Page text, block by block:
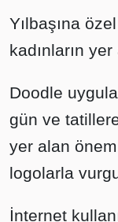
Yılbaşına
kadınların
Doodle
gün ve
yer alan
logolarla
İnternet